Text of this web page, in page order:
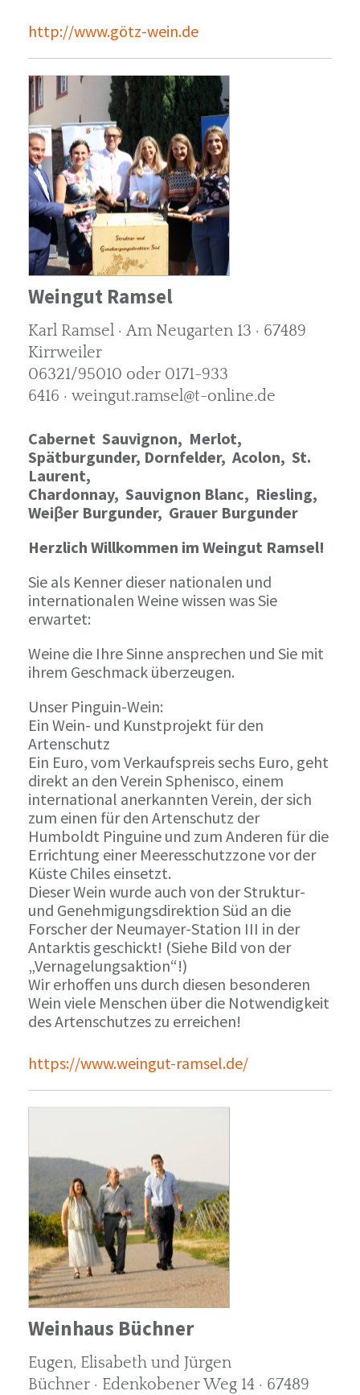
http://www.götz-wein.de
Weingut Ramsel
Karl Ramsel · Am Neugarten 13 · 67489
Kirrweiler
06321/95010 oder 0171-933
6416 · weingut.ramsel@t-online.de
Cabernet Sauvignon, Merlot,
Spätburgunder, Dornfelder, Acolon, St.
Laurent,
Chardonnay, Sauvignon Blanc, Riesling,
Weiβer Burgunder, Grauer Burgunder
Herzlich Willkommen im Weingut Ramsel!
Sie als Kenner dieser nationalen und
internationalen Weine wissen was Sie
erwartet:
Weine die Ihre Sinne ansprechen und Sie mit
ihrem Geschmack überzeugen.
Unser Pinguin-Wein:
Ein Wein- und Kunstprojekt für den
Artenschutz
Ein Euro, vom Verkaufspreis sechs Euro, geht
direkt an den Verein Sphenisco, einem
international anerkannten Verein, der sich
zum einen für den Artenschutz der
Humboldt Pinguine und zum Anderen für die
Errichtung einer Meeresschutzzone vor der
Küste Chiles einsetzt.
Dieser Wein wurde auch von der Struktur-
und Genehmigungsdirektion Süd an die
Forscher der Neumayer-Station III in der
Antarktis geschickt! (Siehe Bild von der
„Vernagelungsaktion“!)
Wir erhoffen uns durch diesen besonderen
Wein viele Menschen über die Notwendigkeit
des Artenschutzes zu erreichen!
https://www.weingut-ramsel.de/
Weinhaus Büchner
Eugen, Elisabeth und Jürgen
Büchner · Edenkobener Weg 14 · 67489